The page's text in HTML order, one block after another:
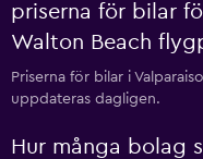
priserna för bilar
Walton Beach
Priserna för bilar i
uppdateras dagligen.
Hur många bolag